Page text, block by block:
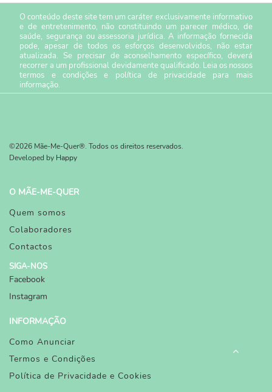
O conteúdo deste site tem um caráter exclusivamente informativo
e de entretenimento, não constituindo um parecer médico, de
saúde, segurança ou assessoria jurídica. A informação fornecida
pode, apesar de todos os esforços desenvolvidos, não estar
atualizada. Se precisar de aconselhamento específico, deverá
recorrer a um profissional devidamente qualificado. Leia os nossos
termos e condiçõese política de privacidade para mais
informação.
©2026 Mãe-Me-Quer®. Todos os direitos reservados.
Developed by Happy
O MÃE-ME-QUER
Quem somos
Colaboradores
Contactos
SIGA-NOS
Facebook
Instagram
INFORMAÇÃO
Como Anunciar
Termos e Condições
Política de Privacidade e Cookies